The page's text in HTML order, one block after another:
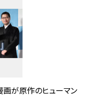
画が原作のヒューマン